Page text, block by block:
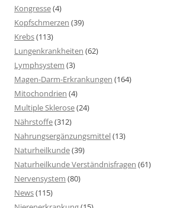
Kongresse(4)
Kopfschmerzen (39)
Krebs(113)
Lungenkrankheiten (62)
Lymphsystem (3)
Magen-Darm-Erkrankungen (164)
Mitochondrien (4)
Multiple Sklerose(24)
Nährstoffe(312)
Nahrungsergänzungsmittel(13)
Naturheilkunde(39)
Naturheilkunde Verständnisfragen (61)
Nervensystem (80)
News(115)